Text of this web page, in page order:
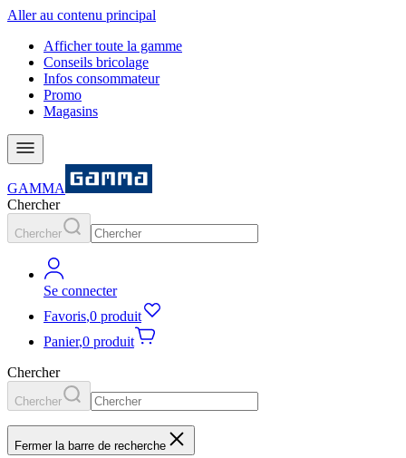
Aller au contenu principal
Afficher toute la gamme
Conseils bricolage
Infos consommateur
Promo
Magasins
GAMMA
Chercher
Chercher
Se connecter
Favoris,0 produit
Panier,0 produit
Chercher
Chercher
Fermer la barre de recherche